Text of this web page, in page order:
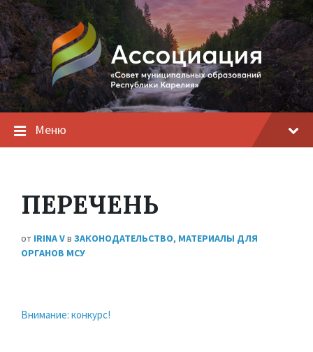
Меню
ПЕРЕЧЕНЬ
от IRINA Vв ЗАКОНОДАТЕЛЬСТВО, МАТЕРИАЛЫ ДЛЯ
ОРГАНОВ МСУ
Внимание: конкурс!